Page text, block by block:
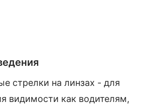
стрелки на линзах - для
видимости как водителям,